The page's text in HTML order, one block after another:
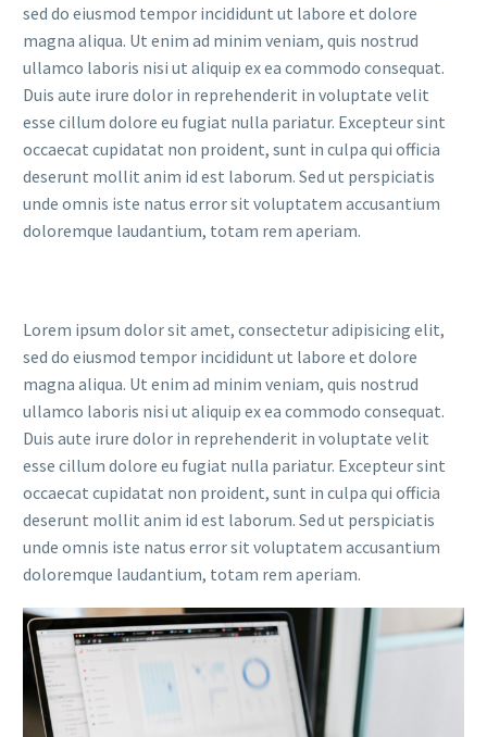
sed do eiusmod tempor incididunt ut labore et dolore
magna aliqua. Ut enim ad minim veniam, quis nostrud
ullamco laboris nisi ut aliquip ex ea commodo consequat.
Duis aute irure dolor in reprehenderit in voluptate velit
esse cillum dolore eu fugiat nulla pariatur. Excepteur sint
occaecat cupidatat non proident, sunt in culpa qui officia
deserunt mollit anim id est laborum. Sed ut perspiciatis
unde omnis iste natus error sit voluptatem accusantium
doloremque laudantium, totam rem aperiam.
Lorem ipsum dolor sit amet, consectetur adipisicing elit,
sed do eiusmod tempor incididunt ut labore et dolore
magna aliqua. Ut enim ad minim veniam, quis nostrud
ullamco laboris nisi ut aliquip ex ea commodo consequat.
Duis aute irure dolor in reprehenderit in voluptate velit
esse cillum dolore eu fugiat nulla pariatur. Excepteur sint
occaecat cupidatat non proident, sunt in culpa qui officia
deserunt mollit anim id est laborum. Sed ut perspiciatis
unde omnis iste natus error sit voluptatem accusantium
doloremque laudantium, totam rem aperiam.